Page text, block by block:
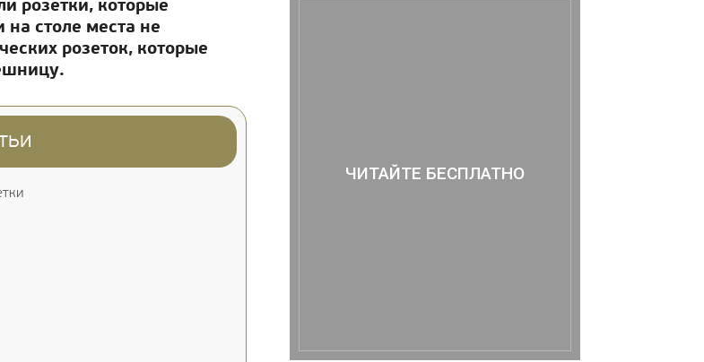
розетки, которые
на столе места не
розеток, которые
ЧИТАЙТЕ БЕСПЛАТНО